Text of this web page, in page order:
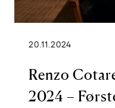
20.11.2024
Renzo
2024 –